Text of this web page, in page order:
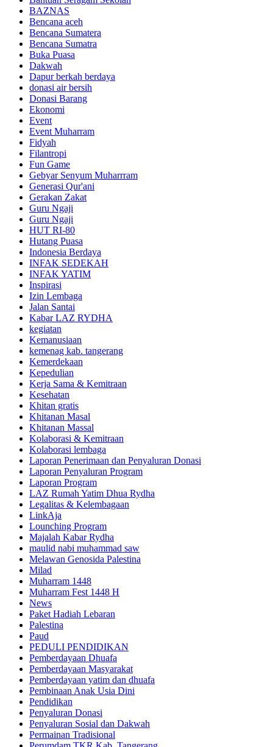
BAZNAS
Bencana aceh
Bencana Sumatera
Bencana Sumatra
Buka Puasa
Dakwah
Dapur berkah berdaya
donasi air bersih
Donasi Barang
Ekonomi
Event
Event Muharram
Fidyah
Filantropi
Fun Game
Gebyar Senyum Muharrram
Generasi Qur'ani
Gerakan Zakat
Guru Ngaji
Guru Ngaji
HUT RI-80
Hutang Puasa
Indonesia Berdaya
INFAK SEDEKAH
INFAK YATIM
Inspirasi
Izin Lembaga
Jalan Santai
Kabar LAZ RYDHA
kegiatan
Kemanusiaan
kemenag kab. tangerang
Kemerdekaan
Kepedulian
Kerja Sama & Kemitraan
Kesehatan
Khitan gratis
Khitanan Masal
Khitanan Massal
Kolaborasi & Kemitraan
Kolaborasi lembaga
Laporan Penerimaan dan Penyaluran Donasi
Laporan Penyaluran Program
Laporan Program
LAZ Rumah Yatim Dhua Rydha
Legalitas & Kelembagaan
LinkAja
Lounching Program
Majalah Kabar Rydha
maulid nabi muhammad saw
Melawan Genosida Palestina
Milad
Muharram 1448
Muharram Fest 1448 H
News
Paket Hadiah Lebaran
Palestina
Paud
PEDULI PENDIDIKAN
Pemberdayaan Dhuafa
Pemberdayaan Masyarakat
Pemberdayaan yatim dan dhuafa
Pembinaan Anak Usia Dini
Pendidikan
Penyaluran Donasi
Penyaluran Sosial dan Dakwah
Permainan Tradisional